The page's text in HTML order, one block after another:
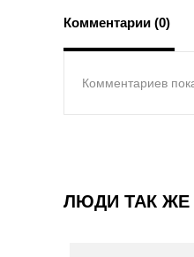
Комментарии (0)
Комментариев
ЛЮДИ ТАК ЖЕ